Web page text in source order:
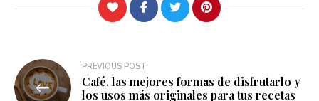
Navegación
de
PREVIOUS POST
Café, las mejores formas de disfrutarlo y
los usos más originales para tus recetas